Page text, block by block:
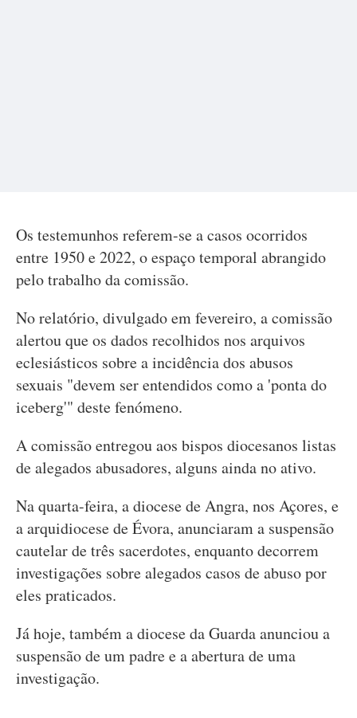
Os testemunhos referem-se a casos ocorridos
entre 1950 e 2022, o espaço temporal abrangido
pelo trabalho da comissão.
No relatório, divulgado em fevereiro, a comissão
alertou que os dados recolhidos nos arquivos
eclesiásticos sobre a incidência dos abusos
sexuais "devem ser entendidos como a 'ponta do
iceberg'" deste fenómeno.
A comissão entregou aos bispos diocesanos listas
de alegados abusadores, alguns ainda no ativo.
Na quarta-feira, a diocese de Angra, nos Açores, e
a arquidiocese de Évora, anunciaram a suspensão
cautelar de três sacerdotes, enquanto decorrem
investigações sobre alegados casos de abuso por
eles praticados.
Já hoje, também a diocese da Guarda anunciou a
suspensão de um padre e a abertura de uma
investigação.